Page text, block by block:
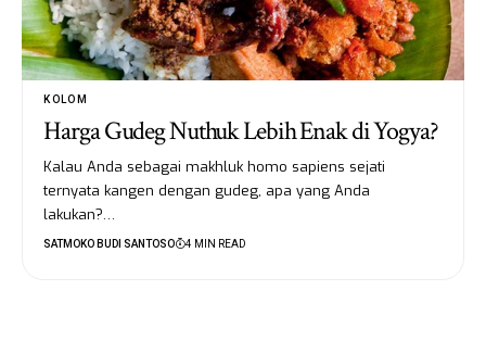
KOLOM
Harga Gudeg Nuthuk Lebih Enak di Yogya?
Kalau Anda sebagai makhluk homo sapiens sejati
ternyata kangen dengan gudeg, apa yang Anda
lakukan?…
SATMOKO BUDI SANTOSO 4 MIN READ